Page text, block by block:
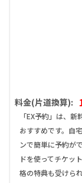
料金(片道換算):
「EX予約」は、
おすすめです。自
ンで簡単に予約が
ドを使ってチケッ
格の特典も受けられ